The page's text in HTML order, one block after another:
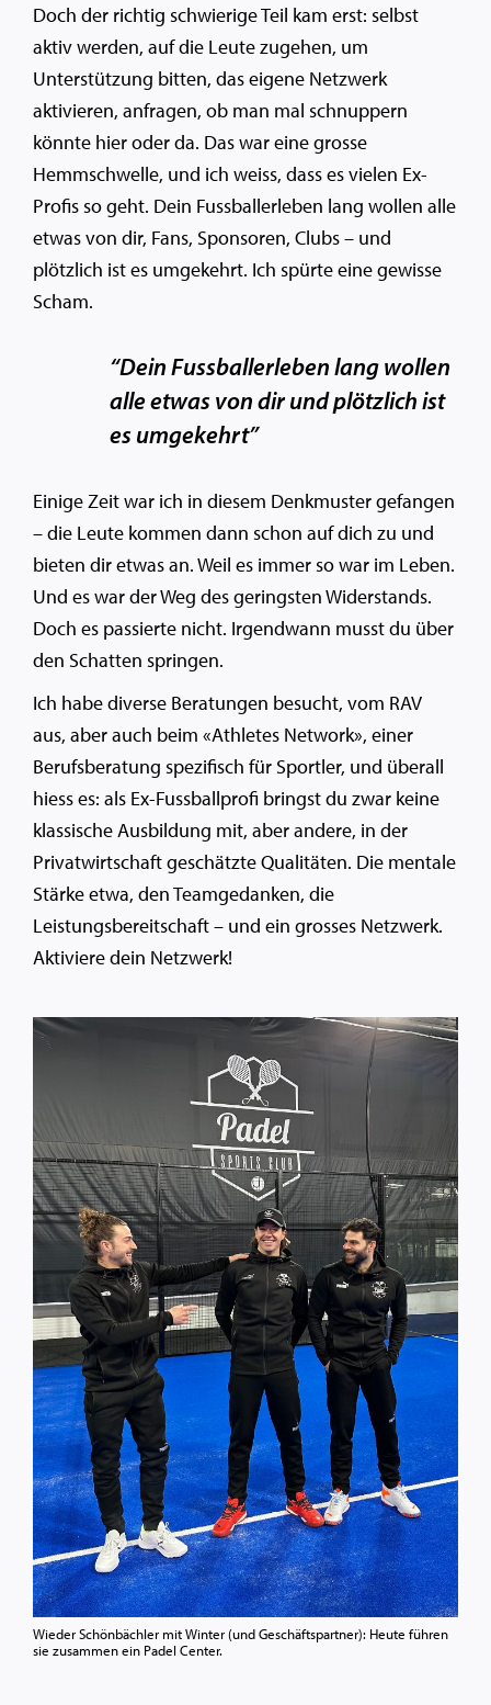
Doch der richtig schwierige Teil kam erst: selbst
aktiv werden, auf die Leute zugehen, um
Unterstützung bitten, das eigene Netzwerk
aktivieren, anfragen, ob man mal schnuppern
könnte hier oder da. Das war eine grosse
Hemmschwelle, und ich weiss, dass es vielen Ex-
Profis so geht. Dein Fussballerleben lang wollen alle
etwas von dir, Fans, Sponsoren, Clubs – und
plötzlich ist es umgekehrt. Ich spürte eine gewisse
Scham.
“Dein Fussballerleben lang wollen
alle etwas von dir und plötzlich ist
es umgekehrt”
Einige Zeit war ich in diesem Denkmuster gefangen
– die Leute kommen dann schon auf dich zu und
bieten dir etwas an. Weil es immer so war im Leben.
Und es war der Weg des geringsten Widerstands.
Doch es passierte nicht. Irgendwann musst du über
den Schatten springen.
Ich habe diverse Beratungen besucht, vom RAV
aus, aber auch beim «Athletes Network», einer
Berufsberatung spezifisch für Sportler, und überall
hiess es: als Ex-Fussballprofi bringst du zwar keine
klassische Ausbildung mit, aber andere, in der
Privatwirtschaft geschätzte Qualitäten. Die mentale
Stärke etwa, den Teamgedanken, die
Leistungsbereitschaft – und ein grosses Netzwerk.
Aktiviere dein Netzwerk!
Wieder Schönbächler mit Winter (und Geschäftspartner): Heute führen
sie zusammen ein Padel Center.